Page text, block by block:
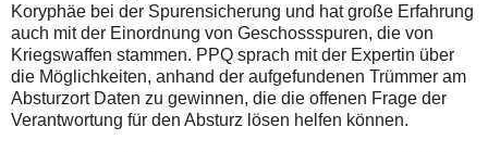
Koryphäe bei der Spurensicherung und hat große Erfahrung
auch mit der Einordnung von Geschossspuren, die von
Kriegswaffen stammen. PPQ sprach mit der Expertin über
die Möglichkeiten, anhand der aufgefundenen Trümmer am
Absturzort Daten zu gewinnen, die die offenen Frage der
Verantwortung für den Absturz lösen helfen können.